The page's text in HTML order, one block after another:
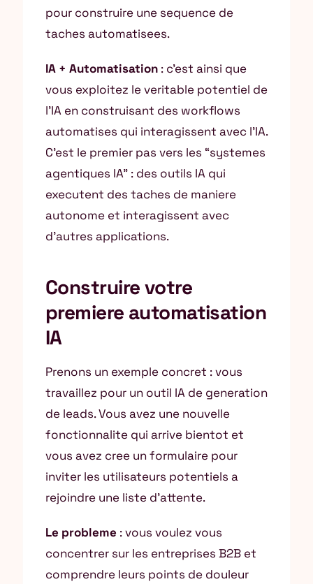
pour construire une sequence de
taches automatisees.
IA + Automatisation : c’est ainsi que
vous exploitez le veritable potentiel de
l’IA en construisant des workflows
automatises qui interagissent avec l’IA.
C’est le premier pas vers les “systemes
agentiques IA” : des outils IA qui
executent des taches de maniere
autonome et interagissent avec
d’autres applications.
Construire votre
premiere automatisation
IA
Prenons un exemple concret : vous
travaillez pour un outil IA de generation
de leads. Vous avez une nouvelle
fonctionnalite qui arrive bientot et
vous avez cree un formulaire pour
inviter les utilisateurs potentiels a
rejoindre une liste d’attente.
Le probleme : vous voulez vous
concentrer sur les entreprises B2B et
comprendre leurs points de douleur